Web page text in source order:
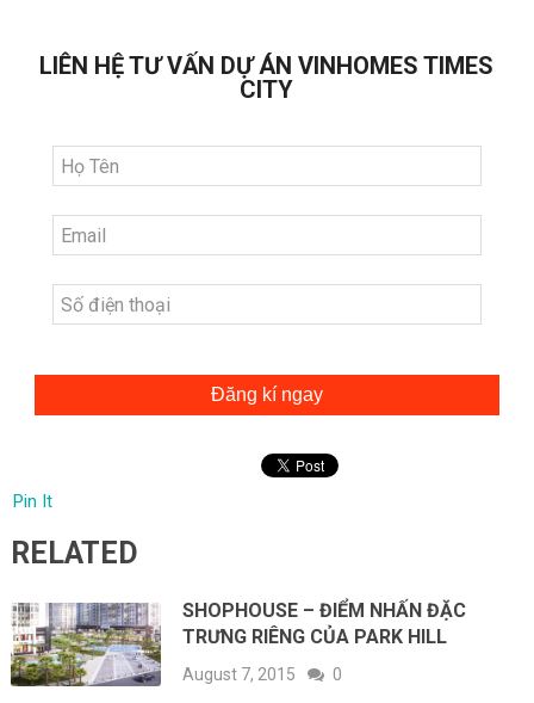
LIÊN HỆ TƯ VẤN DỰ ÁN VINHOMES TIMES
CITY
Đăng kí ngay
Pin It
RELATED
SHOPHOUSE – ĐIỂM NHẤN ĐẶC
TRƯNG RIÊNG CỦA PARK HILL
August 7, 2015 0